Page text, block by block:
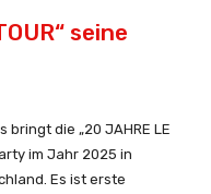
seine
die „20 JAHRE LE
im Jahr 2025 in
Es ist erste